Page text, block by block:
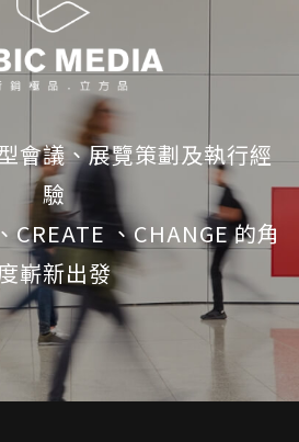
會議、展覽策劃及執行經
驗
CREATE 、CHANGE 的角
嶄新出發